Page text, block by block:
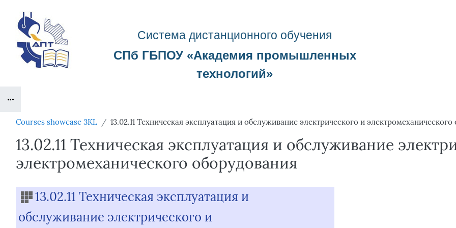
Система дистанционного обучения
СПб ГБПОУ «Академия промышленных
технологий»
Blocks
Courses showcase 3KL 13.02.11 Техническая эксплуатация и обслуживание электрического и
13.02.11 Техническая эксплуатация и обслуживание
электромеханического оборудования
Blocks
13.02.11 Техническая эксплуатация и
обслуживание электрического и